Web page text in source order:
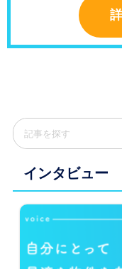
インタビュー